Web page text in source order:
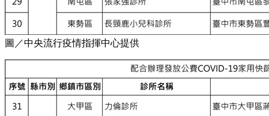
圖／中央流行疫情指揮中心提供